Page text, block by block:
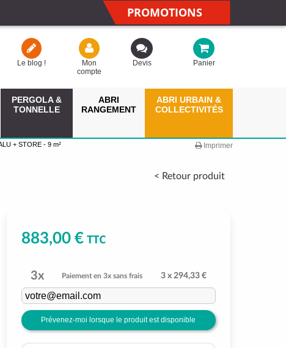
PROMOTIONS
Le blog !
Mon
compte
Devis Panier
PERGOLA &
TONNELLE
ABRI
RANGEMENT
ABRI URBAIN &
COLLECTIVITÉS
+ STORE - 9 m² Imprimer
< Retour produit
883,00 €TTC
3x Paiement en 3x sans frais 3 x 294,33 €
Prévenez-moi lorsque le produit est disponible